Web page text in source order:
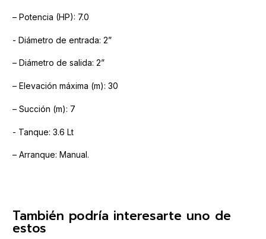
– Potencia (HP): 7.0
- Diámetro de entrada: 2”
– Diámetro de salida: 2”
– Elevación máxima (m): 30
– Succión (m): 7
- Tanque: 3.6 Lt
– Arranque: Manual.
También podría interesarte uno de
estos